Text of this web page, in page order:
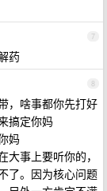
7
药
8
，啥事都你先打好
搞定你妈
妈
事上要听你的，
了。因为核心问题